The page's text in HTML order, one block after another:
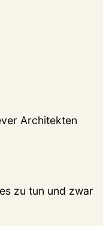
Architekten
zu tun und zwar